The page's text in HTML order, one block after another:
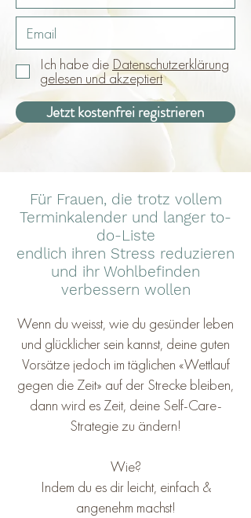
Ich habe die Datenschutzerklärung
gelesen und akzeptiert
Jetzt kostenfrei registrieren
Für Frauen, die trotz vollem
Terminkalender und langer to-
do-Liste
endlich ihren Stress reduzieren
und ihr Wohlbefinden
verbessern wollen
Wenn du weisst, wie du gesünder leben
und glücklicher sein kannst, deine guten
Vorsätze jedoch im täglichen «Wettlauf
gegen die Zeit» auf der Strecke bleiben,
dann wird es Zeit, deine Self-Care-
Strategie zu ändern!
Wie?
Indem du es dir leicht, einfach &
angenehm machst!